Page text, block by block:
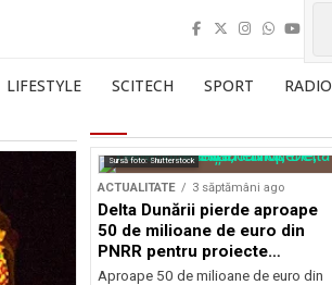
LIFESTYLE SCITECH SPORT RADIO
Sursă foto: Shutterstock
ACTUALITATE 3 săptămâni ago
Delta Dunării pierde aproape
50 de milioane de euro din
PNRR pentru proiecte
esențiale
Aproape 50 de milioane de euro din